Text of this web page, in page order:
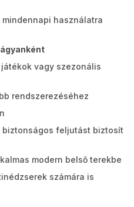
mindennapi használatra
játékok vagy szezonális
rendszerezéséhez
biztonságos feljutást biztosít
modern belső terekbe
számára is